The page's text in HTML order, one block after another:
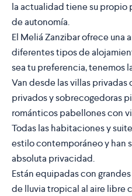
la actualidad tiene su propio
de autonomía.
El Meliá Zanzibar ofrece una
diferentes tipos de
sea tu preferencia, tenemos
Van desde las villas privadas
privados y sobrecogedoras
románticos pabellones con
Todas las habitaciones y
estilo contemporáneo y han
absoluta privacidad.
Están equipadas con
de lluvia tropical al aire libre